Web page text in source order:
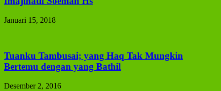
Januari 15, 2018
Tuanku Tambusai; yang Haq Tak Mungkin
Bertemu dengan yang Bathil
Desember 2, 2016